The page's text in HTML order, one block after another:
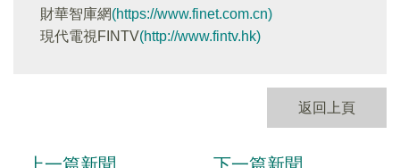
財華智庫網(https://www.finet.com.cn)
現代電視FINTV(http://www.fintv.hk)
返回上頁